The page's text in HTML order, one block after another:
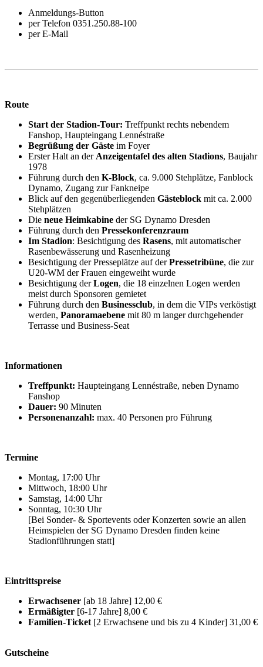
Anmeldungs-Button
per Telefon 0351.250.88-100
per E-Mail
Route
Start der Stadion-Tour: Treffpunkt rechts nebendem
Fanshop, Haupteingang Lennéstraße
Begrüßung der Gäste im Foyer
Erster Halt an derAnzeigentafel des alten Stadions, Baujahr
1978
Führung durch den K-Block, ca. 9.000 Stehplätze, Fanblock
Dynamo, Zugang zur Fankneipe
Blick auf den gegenüberliegenden Gästeblock mit ca. 2.000
Stehplätzen
Die neue Heimkabine der SG Dynamo Dresden
Führung durch den Pressekonferenzraum
Im Stadion: Besichtigung des Rasens, mit automatischer
Rasenbewässerung und Rasenheizung
Besichtigung der Presseplätze auf derPressetribüne, die zur
U20-WM der Frauen eingeweiht wurde
Besichtigung derLogen, die 18 einzelnen Logen werden
meist durch Sponsoren gemietet
Führung durch den Businessclub, in dem die VIPs verköstigt
werden, Panoramaebene mit 80 m langer durchgehender
Terrasse und Business-Seat
Informationen
Treffpunkt: Haupteingang Lennéstraße, neben Dynamo
Fanshop
Dauer: 90 Minuten
Personenanzahl: max. 40 Personen pro Führung
Termine
Montag, 17:00 Uhr
Mittwoch, 18:00 Uhr
Samstag, 14:00 Uhr
Sonntag, 10:30 Uhr
[Bei Sonder- & Sportevents oder Konzerten sowie an allen
Heimspielen der SG Dynamo Dresden finden keine
Stadionführungen statt]
Eintrittspreise
Erwachsener [ab 18 Jahre] 12,00 €
Ermäßigter [6-17 Jahre] 8,00 €
Familien-Ticket [2 Erwachsene und bis zu 4 Kinder] 31,00 €
Gutscheine